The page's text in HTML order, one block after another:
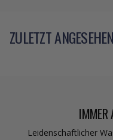
ZULETZT ANGESEHEN
IMMER
Leidenschaftlicher